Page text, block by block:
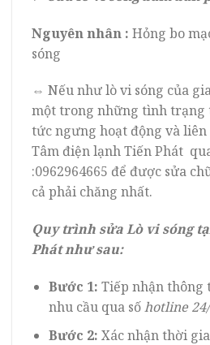
Nguyên nhân : Hỏng bo
sóng
⇔ Nếu như lò vi sóng của
một trong những tình trạng
tức ngưng hoạt động và
Tâm điện lạnh Tiến Phát
:0962964665 để được sửa
cả phải chăng nhất.
Quy trình sửa Lò vi sóng
Phát như sau:
Bước 1: Tiếp nhận thông
nhu cầu qua sốhotline
Bước 2: Xác nhận thời